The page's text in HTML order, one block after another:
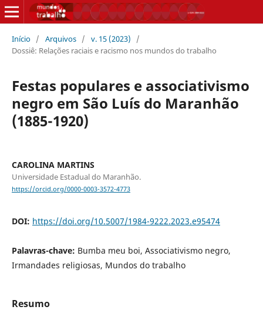
Início / Arquivos / v. 15 (2023)
/
Dossiê: Relações raciais e racismo nos mundos do trabalho
Festas populares e associativismo
negro em São Luís do Maranhão
(1885-1920)
CAROLINA MARTINS
Universidade Estadual do Maranhão.
https://orcid.org/0000-0003-3572-4773
DOI: https://doi.org/10.5007/1984-9222.2023.e95474
Palavras-chave: Bumba meu boi, Associativismo negro,
Irmandades religiosas, Mundos do trabalho
Resumo